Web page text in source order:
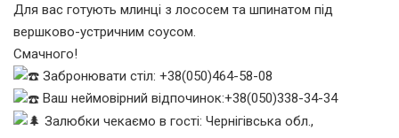
Для вас готують млинці з лососем та шпинатом під
вершково-устричним соусом.
Смачного!
Забронювати стіл: +38(050)464-58-08
Ваш неймовірний відпочинок:+38(050)338-34-34
Залюбки чекаємо в гості: Чернігівська обл.,